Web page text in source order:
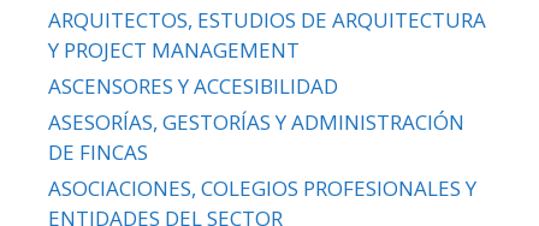
ARQUITECTOS, ESTUDIOS DE ARQUITECTURA
Y PROJECT MANAGEMENT
ASCENSORES Y ACCESIBILIDAD
ASESORÍAS, GESTORÍAS Y ADMINISTRACIÓN
DE FINCAS
ASOCIACIONES, COLEGIOS PROFESIONALES Y
ENTIDADES DEL SECTOR